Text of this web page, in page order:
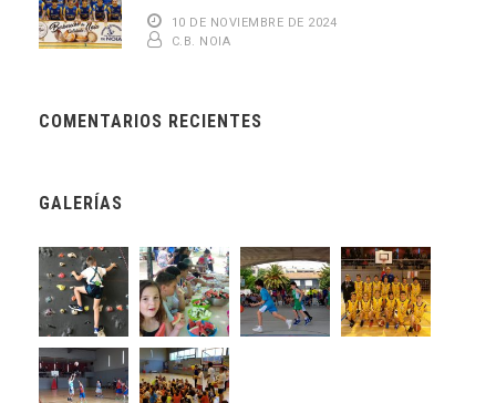
10 DE NOVIEMBRE DE 2024
C.B. NOIA
COMENTARIOS RECIENTES
GALERÍAS